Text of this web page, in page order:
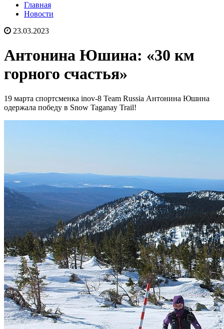
Главная
Новости
23.03.2023
Антонина Юшина: «30 км
горного счастья»
19 марта спортсменка inov-8 Team Russia Антонина Юшина
одержала победу в Snow Taganay Trail!